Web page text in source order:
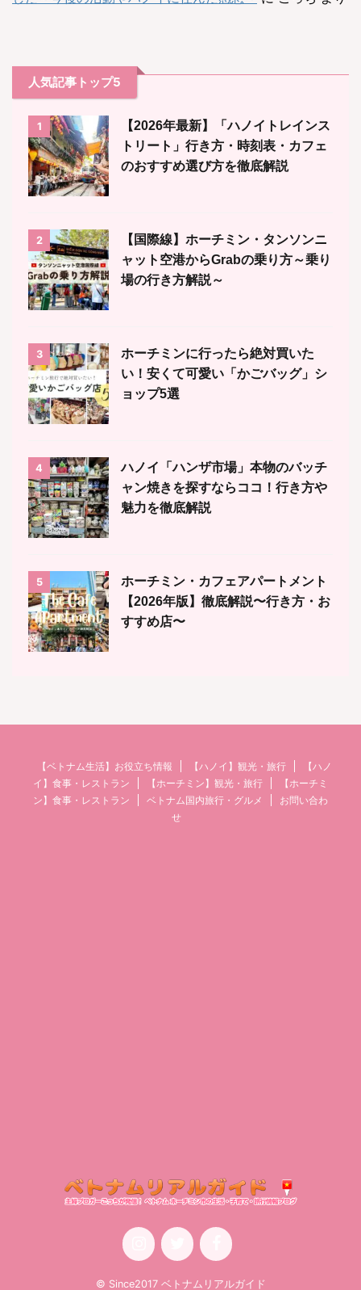
人気記事トップ5
1
【2026年最新】「ハノイトレインス
トリート」行き方・時刻表・カフェ
のおすすめ選び方を徹底解説
2
【国際線】ホーチミン・タンソンニ
ャット空港からGrabの乗り方～乗り
場の行き方解説～
3
ホーチミンに行ったら絶対買いた
い！安くて可愛い「かごバッグ」シ
ョップ5選
4
ハノイ「ハンザ市場」本物のバッチ
ャン焼きを探すならココ！行き方や
魅力を徹底解説
5
ホーチミン・カフェアパートメント
【2026年版】徹底解説〜行き方・お
すすめ店〜
【ベトナム生活】お役立ち情報 【ハノイ】観光・旅行
【ハノ
イ】食事・レストラン
【ホーチミン】観光・旅行
【ホーチミ
ン】食事・レストラン
ベトナム国内旅行・グルメ
お問い合わ
せ
© Since2017 ベトナムリアルガイド